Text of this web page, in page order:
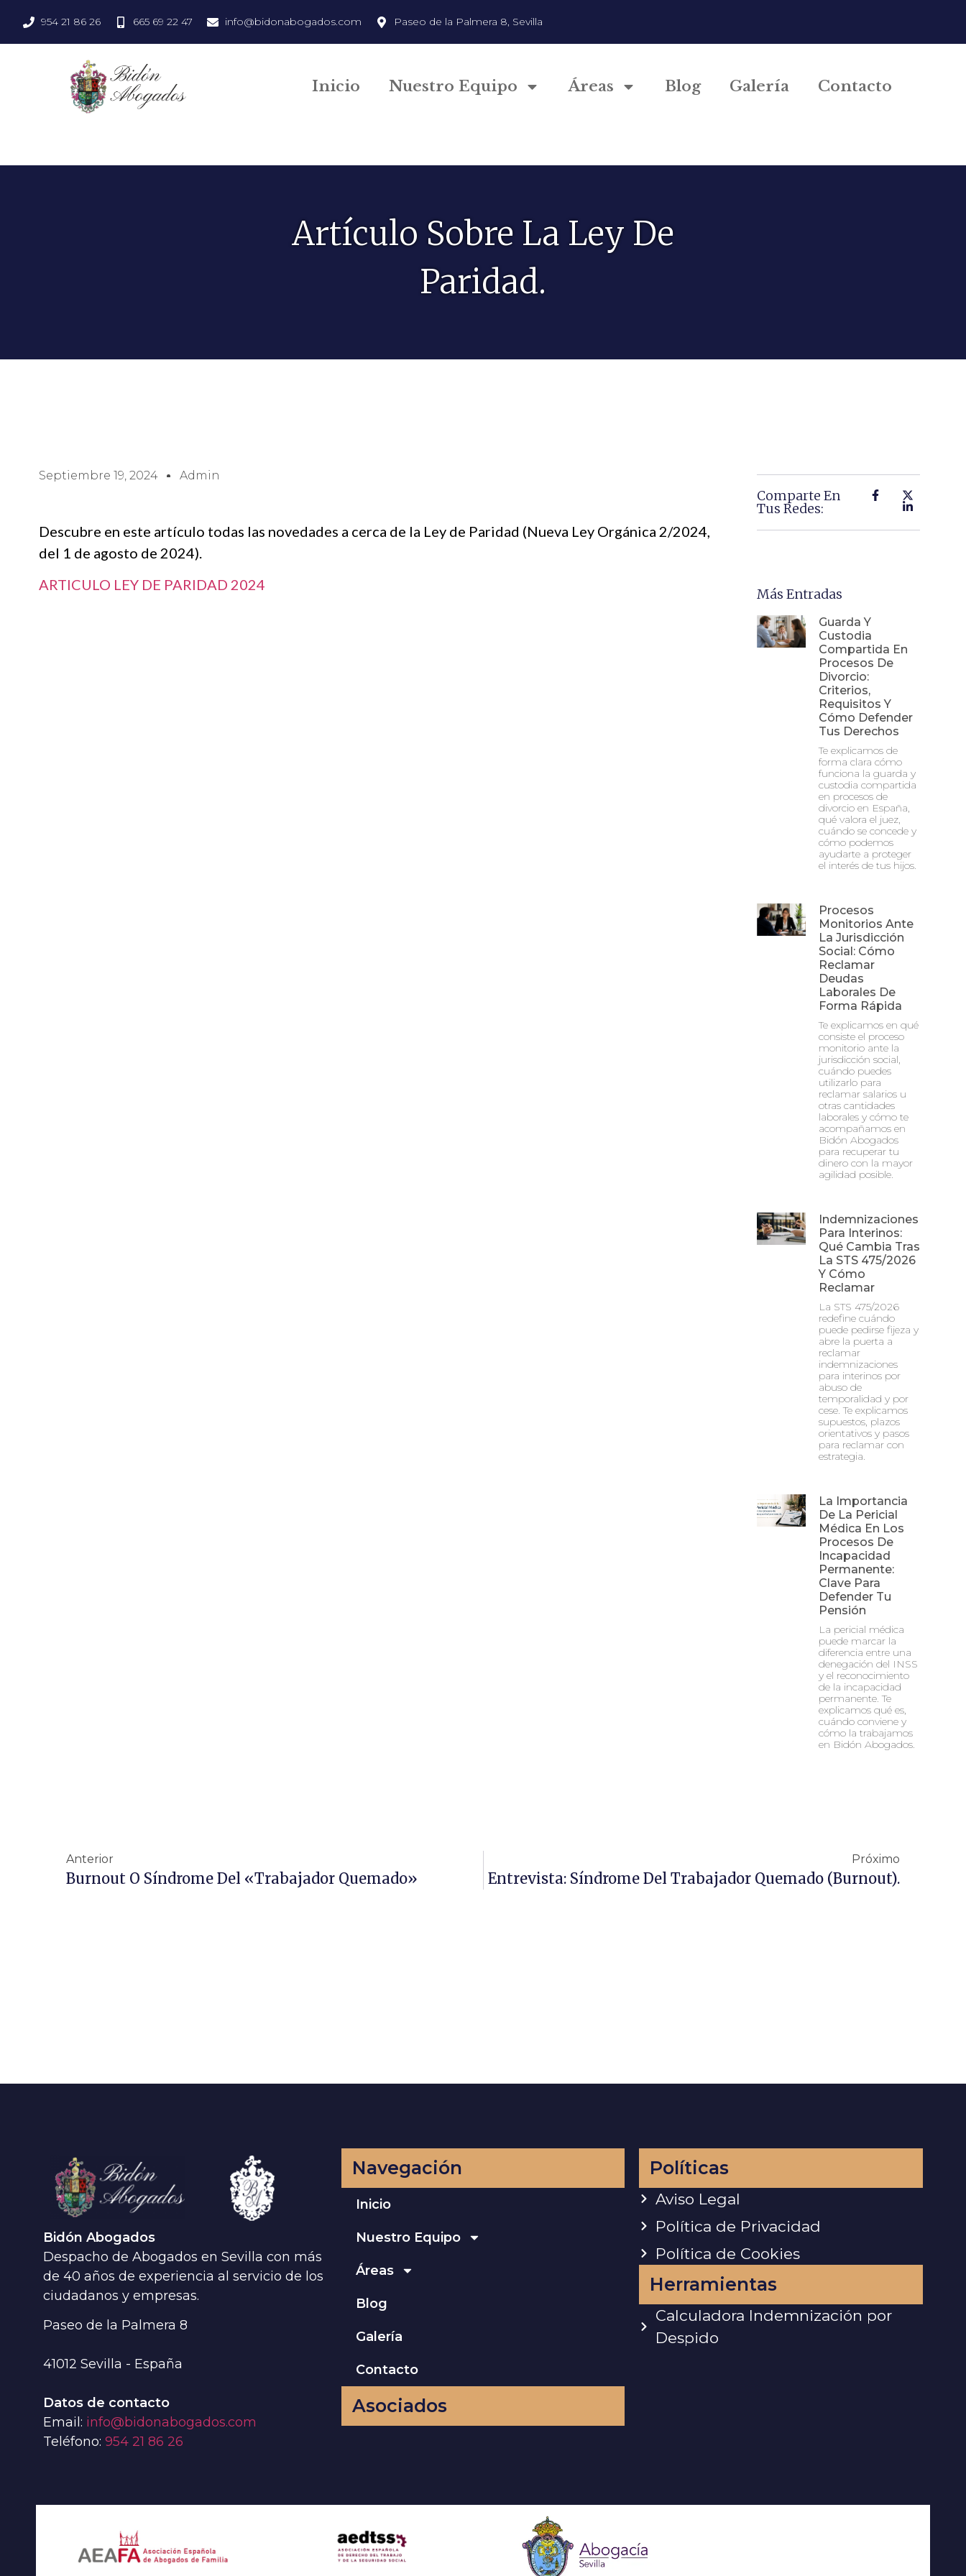
954 21 86 26 665 69 22 47 info@bidonabogados.com Paseo de la Palmera 8, Sevilla
Inicio Nuestro Equipo Áreas Blog Galería Contacto
Artículo Sobre La Ley De
Paridad.
Septiembre 19, 2024 Admin
Descubre en este artículo todas las novedades a cerca de la Ley de Paridad (Nueva Ley Orgánica 2/2024,
del 1 de agosto de 2024).
ARTICULO LEY DE PARIDAD 2024
Comparte En
Tus Redes:
Más Entradas
Guarda Y
Custodia
Compartida En
Procesos De
Divorcio:
Criterios,
Requisitos Y
Cómo Defender
Tus Derechos
Te explicamos de
forma clara cómo
funciona la guarda y
custodia compartida
en procesos de
divorcio en España,
qué valora el juez,
cuándo se concede y
cómo podemos
ayudarte a proteger
el interés de tus hijos.
Procesos
Monitorios Ante
La Jurisdicción
Social: Cómo
Reclamar
Deudas
Laborales De
Forma Rápida
Te explicamos en qué
consiste el proceso
monitorio ante la
jurisdicción social,
cuándo puedes
utilizarlo para
reclamar salarios u
otras cantidades
laborales y cómo te
acompañamos en
Bidón Abogados
para recuperar tu
dinero con la mayor
agilidad posible.
Indemnizaciones
Para Interinos:
Qué Cambia Tras
La STS 475/2026
Y Cómo
Reclamar
La STS 475/2026
redefine cuándo
puede pedirse fijeza y
abre la puerta a
reclamar
indemnizaciones
para interinos por
abuso de
temporalidad y por
cese. Te explicamos
supuestos, plazos
orientativos y pasos
para reclamar con
estrategia.
La Importancia
De La Pericial
Médica En Los
Procesos De
Incapacidad
Permanente:
Clave Para
Defender Tu
Pensión
La pericial médica
puede marcar la
diferencia entre una
denegación del INSS
y el reconocimiento
de la incapacidad
permanente. Te
explicamos qué es,
cuándo conviene y
cómo la trabajamos
en Bidón Abogados.
Anterior
Burnout O Síndrome Del «Trabajador Quemado»
Próximo
Entrevista: Síndrome Del Trabajador Quemado (Burnout).
Bidón Abogados
Despacho de Abogados en Sevilla con más
de 40 años de experiencia al servicio de los
ciudadanos y empresas.
Paseo de la Palmera 8
41012 Sevilla - España
Datos de contacto
Email: info@bidonabogados.com
Teléfono: 954 21 86 26
Navegación
Inicio
Nuestro Equipo
Áreas
Blog
Galería
Contacto
Asociados
Políticas
Aviso Legal
Política de Privacidad
Política de Cookies
Herramientas
Calculadora Indemnización por
Despido